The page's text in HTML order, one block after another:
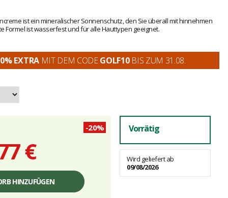
ist ein mineralischer Sonnenschutz, den Sie überall mit hinnehmen
Formel ist wasserfest und für alle Hauttypen geeignet.
EXTRAMIT DEM CODEGOLF10BIS ZUM 31.08.
-20%
€
HINZUFÜGEN
Vorrätig
Wird geliefert ab
09/08/2026